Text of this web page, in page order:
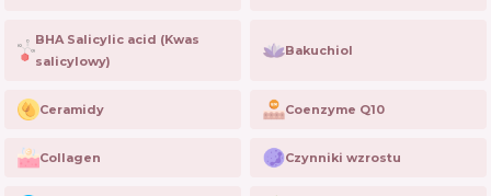
BHA Salicylic acid (Kwas
salicylowy)
Bakuchiol
Ceramidy Coenzyme Q10
Collagen Czynniki wzrostu